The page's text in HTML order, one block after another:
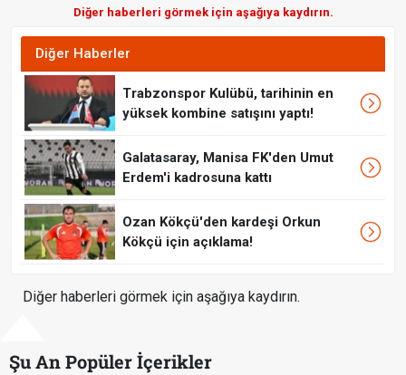
Diğer haberleri görmek için aşağıya kaydırın.
Diğer Haberler
Trabzonspor Kulübü, tarihinin en
yüksek kombine satışını yaptı!
Galatasaray, Manisa FK'den Umut
Erdem'i kadrosuna kattı
Ozan Kökçü'den kardeşi Orkun
Kökçü için açıklama!
Diğer haberleri görmek için aşağıya kaydırın.
Şu An Popüler İçerikler